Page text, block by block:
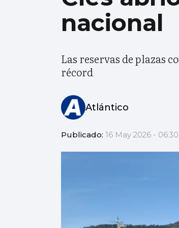
nacional
Las reservas de plazas
récord
Atlántico
Publicado: 16 May 2026 - 06:30